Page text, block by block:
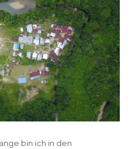
bin ich in den